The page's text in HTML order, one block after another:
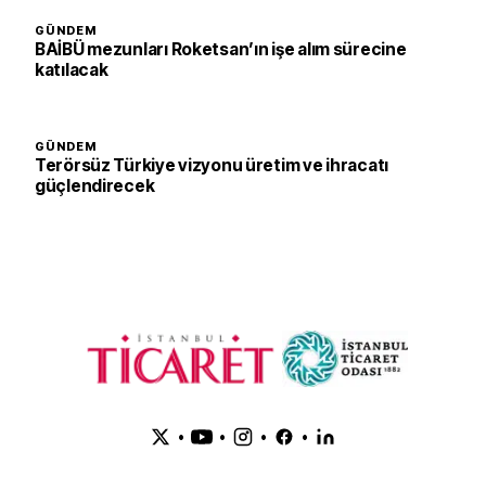
GÜNDEM
BAİBÜ mezunları Roketsan’ın işe alım sürecine
katılacak
GÜNDEM
Terörsüz Türkiye vizyonu üretim ve ihracatı
güçlendirecek
• • • •